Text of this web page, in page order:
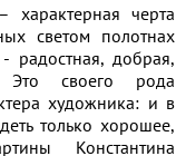
черта
светом полотнах
- радостная, добрая,
Это своего рода
художника: и в
только хорошее,
Константина